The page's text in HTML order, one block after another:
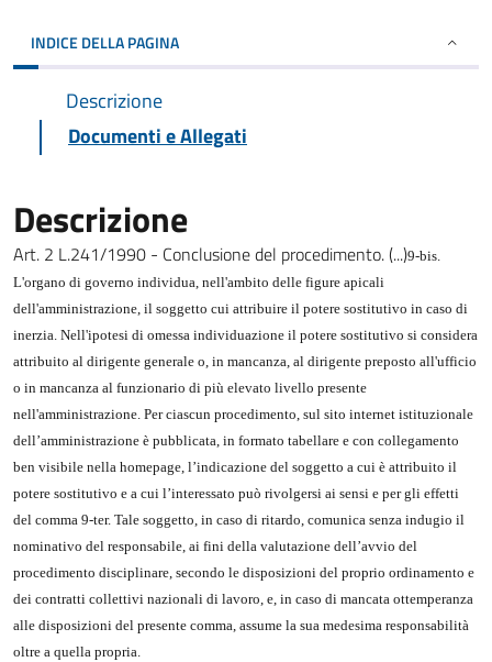
INDICE DELLA PAGINA
Descrizione
Documenti e Allegati
Descrizione
Art. 2 L.241/1990 - Conclusione del procedimento. (...)9-bis.
L'organo di governo individua, nell'ambito delle figure apicali
dell'amministrazione, il soggetto cui attribuire il potere sostitutivo in caso di
inerzia. Nell'ipotesi di omessa individuazione il potere sostitutivo si considera
attribuito al dirigente generale o, in mancanza, al dirigente preposto all'ufficio
o in mancanza al funzionario di più elevato livello presente
nell'amministrazione. Per ciascun procedimento, sul sito internet istituzionale
dell’amministrazione è pubblicata, in formato tabellare e con collegamento
ben visibile nella homepage, l’indicazione del soggetto a cui è attribuito il
potere sostitutivo e a cui l’interessato può rivolgersi ai sensi e per gli effetti
del comma 9-ter. Tale soggetto, in caso di ritardo, comunica senza indugio il
nominativo del responsabile, ai fini della valutazione dell’avvio del
procedimento disciplinare, secondo le disposizioni del proprio ordinamento e
dei contratti collettivi nazionali di lavoro, e, in caso di mancata ottemperanza
alle disposizioni del presente comma, assume la sua medesima responsabilità
oltre a quella propria.